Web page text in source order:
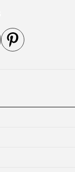
no YouTube
a gente no TikTok
Acompanhe a gente no